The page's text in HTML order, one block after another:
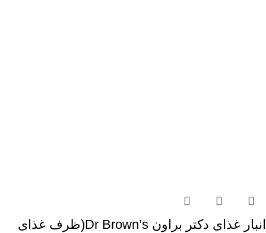
انبار غذای دکتر براون Dr Brown’s(ظرف غذای